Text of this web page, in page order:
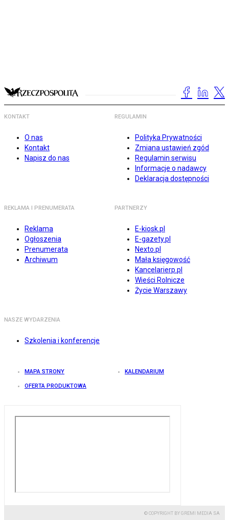
KONTAKT
O nas
Kontakt
Napisz do nas
REGULAMIN
Polityka Prywatności
Zmiana ustawień zgód
Regulamin serwisu
Informacje o nadawcy
Deklaracja dostępności
REKLAMA I PRENUMERATA
Reklama
Ogłoszenia
Prenumerata
Archiwum
PARTNERZY
E-kiosk.pl
E-gazety.pl
Nexto.pl
Mała księgowość
Kancelarierp.pl
Wieści Rolnicze
Życie Warszawy
NASZE WYDARZENIA
Szkolenia i konferencje
MAPA STRONY KALENDARIUM
OFERTA PRODUKTOWA
© COPYRIGHT BY GREMI MEDIA SA